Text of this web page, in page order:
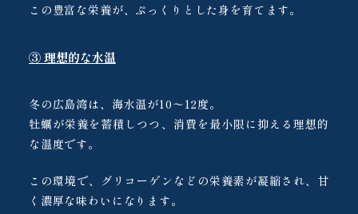
この豊富な栄養が、ぷっくりとした身を育てます。
③ 理想的な水温
冬の広島湾は、海水温が10〜12度。
牡蠣が栄養を蓄積しつつ、消費を最小限に抑える理想的
な温度です。
この環境で、グリコーゲンなどの栄養素が凝縮され、甘
く濃厚な味わいになります。